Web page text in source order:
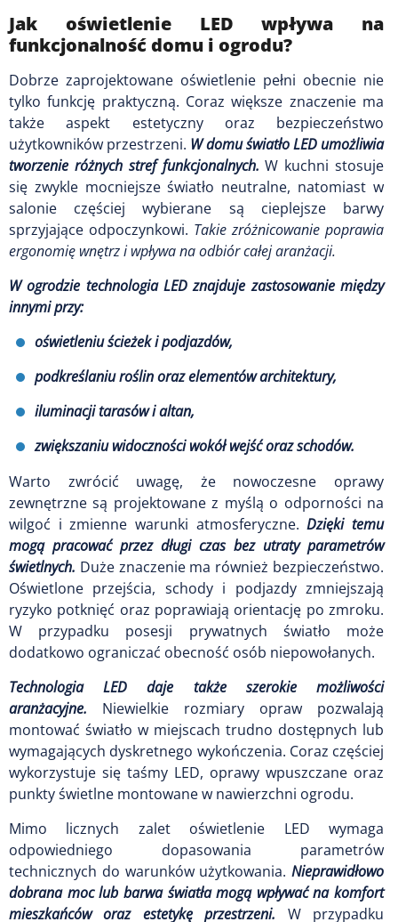
Jak oświetlenie LED wpływa na
funkcjonalność domu i ogrodu?
Dobrze zaprojektowane oświetlenie pełni obecnie nie
tylko funkcję praktyczną. Coraz większe znaczenie ma
także aspekt estetyczny oraz bezpieczeństwo
użytkowników przestrzeni. W domu światło LED umożliwia
tworzenie różnych stref funkcjonalnych.W kuchni stosuje
się zwykle mocniejsze światło neutralne, natomiast w
salonie częściej wybierane są cieplejsze barwy
sprzyjające odpoczynkowi. Takie zróżnicowanie poprawia
ergonomię wnętrz i wpływa na odbiór całej aranżacji.
W ogrodzie technologia LED znajduje zastosowanie między
innymi przy:
oświetleniu ścieżek i podjazdów,
podkreślaniu roślin oraz elementów architektury,
iluminacji tarasów i altan,
zwiększaniu widoczności wokół wejść oraz schodów.
Warto zwrócić uwagę, że nowoczesne oprawy
zewnętrzne są projektowane z myślą o odporności na
wilgoć i zmienne warunki atmosferyczne.Dzięki temu
mogą pracować przez długi czas bez utraty parametrów
świetlnych. Duże znaczenie ma również bezpieczeństwo.
Oświetlone przejścia, schody i podjazdy zmniejszają
ryzyko potknięć oraz poprawiają orientację po zmroku.
W przypadku posesji prywatnych światło może
dodatkowo ograniczać obecność osób niepowołanych.
Technologia LED daje także szerokie możliwości
aranżacyjne. Niewielkie rozmiary opraw pozwalają
montować światło w miejscach trudno dostępnych lub
wymagających dyskretnego wykończenia. Coraz częściej
wykorzystuje się taśmy LED, oprawy wpuszczane oraz
punkty świetlne montowane w nawierzchni ogrodu.
Mimo licznych zalet oświetlenie LED wymaga
odpowiedniego dopasowania parametrów
technicznych do warunków użytkowania. Nieprawidłowo
dobrana moc lub barwa światła mogą wpływać na komfort
mieszkańców oraz estetykę przestrzeni. W przypadku